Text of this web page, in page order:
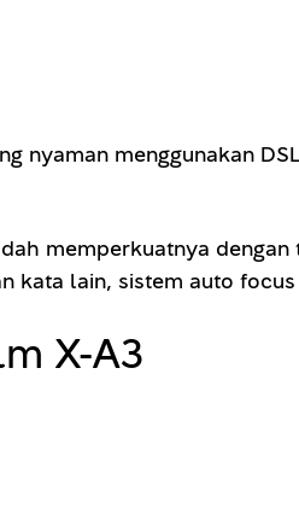
nyaman menggunakan
memperkuatnya
kata lain, sistem auto
X-A3